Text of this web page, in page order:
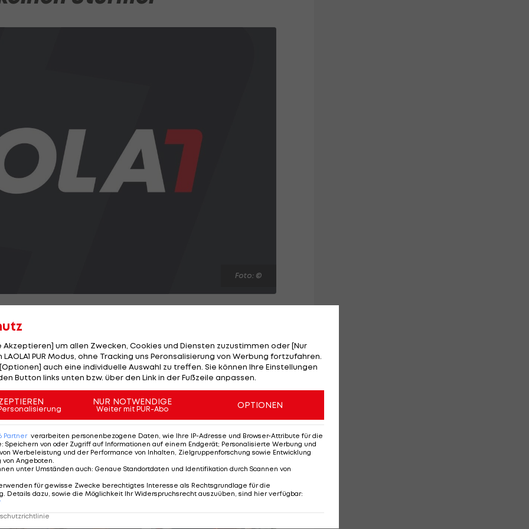
Foto: ©
Romelu Lukaku zwei weitere Top-Spieler mit Real
Trainer Carlo Ancelotti nun für Klarheit. "Wir
um, denn wir brauchen keinen", stellt der
Benzema der einzige etatmäßige Mittelstürmer
ist sehr verlässlich und wir können auch mit
Akzeptieren] um allen Zwecken, Cookies und Diensten zuzustimmen oder [Nur
PUR Modus, ohne Tracking uns Peronsalisierung von Werbung fortzufahren.
auch eine individuelle Auswahl zu treffen. Sie können Ihre Einstellungen
Button links unten bzw. über den Link in der Fußzeile anpassen.
NUR NOTWENDIGE
Weiter mit PUR-Abo OPTIONEN
Partner verarbeiten personenbezogene Daten, wie Ihre IP-Adresse und Browser-Attribute für die
: Speichern von oder Zugriff auf Informationen auf einem Endgerät; Personalisierte Werbung und
Werbeleistung und der Performance von Inhalten, Zielgruppenforschung sowie Entwicklung
von Angeboten
unter Umständen auch: Genaue Standortdaten und Identifikation durch Scannen von
für gewisse Zwecke berechtigtes Interesse als Rechtsgrundlage für die
Details dazu, sowie die Möglichkeit Ihr Widerspruchsrecht auszuüben, sind hier verfügbar: